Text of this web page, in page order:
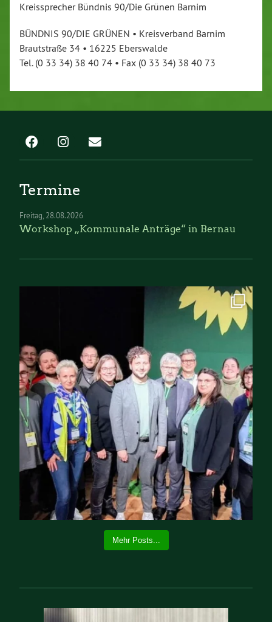
Kreissprecher Bündnis 90/Die Grünen Barnim
BÜNDNIS 90/DIE GRÜNEN • Kreisverband Barnim
Brautstraße 34 • 16225 Eberswalde
Tel. (0 33 34) 38 40 74 • Fax (0 33 34) 38 40 73
Termine
Freitag 28.08.2026
Workshop „Kommunale Anträge“ in Bernau
Mehr Posts...